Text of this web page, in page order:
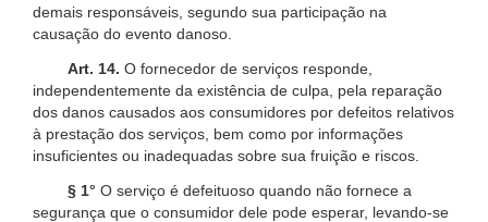
demais responsáveis, segundo sua participação na
causação do evento danoso.
Art. 14. O fornecedor de serviços responde,
independentemente da existência de culpa, pela reparação
dos danos causados aos consumidores por defeitos relativos
à prestação dos serviços, bem como por informações
insuficientes ou inadequadas sobre sua fruição e riscos.
§ 1° O serviço é defeituoso quando não fornece a
segurança que o consumidor dele pode esperar, levando-se